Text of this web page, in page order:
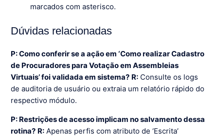
marcados com asterisco.
Dúvidas relacionadas
P: Como conferir se a ação em ‘Como realizar Cadastro
de Procuradores para Votação em Assembleias
Virtuais’ foi validada em sistema? R: Consulte os logs
de auditoria de usuário ou extraia um relatório rápido do
respectivo módulo.
P: Restrições de acesso implicam no salvamento dessa
rotina? R: Apenas perfis com atributo de ‘Escrita’